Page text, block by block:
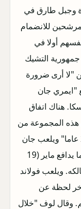
وجبل طارق في
للانضمام
أولا في
في جمهورية التشيك
"لا أرى ضرورة
"ايمري جان
هناك اتفاق
المجموعة من
اللاعبين ستخوض بطولة اوروبا تحت 21 عاما" ويلعب جان
البالغ من العمر 21 عاما في ليفربول بينما يدافع ماير (19
ألوان شالكه. ويلعب فولاند
في آخر لحظة عن
وقال لوف "خلال